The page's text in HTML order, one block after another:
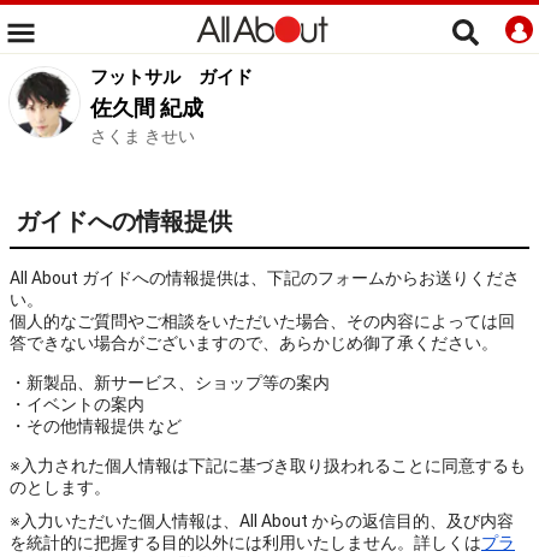
フットサル ガイド
佐久間 紀成
さくま きせい
ガイドへの情報提供
All About ガイドへの情報提供は、下記のフォームからお送りくださ
い。
個人的なご質問やご相談をいただいた場合、その内容によっては回
答できない場合がございますので、あらかじめ御了承ください。
・新製品、新サービス、ショップ等の案内
・イベントの案内
・その他情報提供 など
※入力された個人情報は下記に基づき取り扱われることに同意するも
のとします。
※入力いただいた個人情報は、All About からの返信目的、及び内容
を統計的に把握する目的以外には利用いたしません。詳しくはプラ